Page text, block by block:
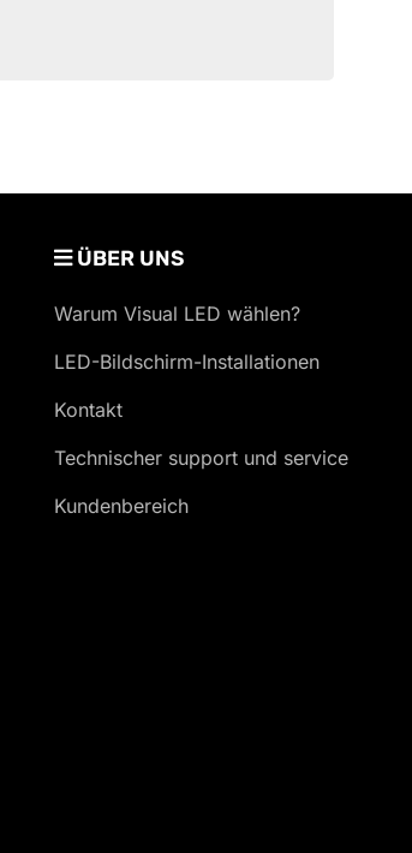
ÜBER UNS
Warum Visual LED wählen?
LED-Bildschirm-Installationen
Kontakt
Technischer support und service
Kundenbereich